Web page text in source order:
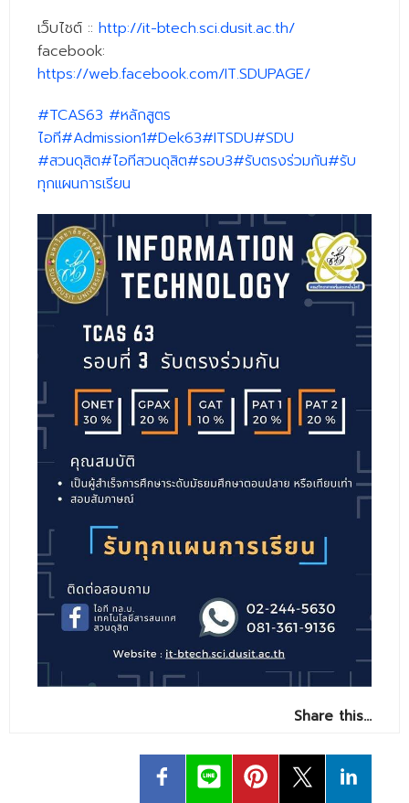
- เทคโนโลยีบัณฑิต
- - เทคโนโลยีสารสนเทศ
- ศูนย์เครื่องมือปฏิบัติการวิทยาศาสตร์
- ศูนย์สิ่งแวดล้อม
- ศูนย์ปัญญาประดิษฐ์เพื่อการศึกษา
สหกิจศึกษา
ข่าว
- ข่าวประชาสัมพันธ์
- กิจกรรม
- ข่าวประชาสัมพันธ์ภายนอก
- ทุน/สมัครงาน/ศึกษาต่อ
วารสารคณะ
ผลงานคณะ
- ฐานข้อมูลงานวิจัย
- การจัดการความรู้ (KM Scitech)
- โครงการบริหารจัดการพื้นที่ 10 ไร่ ด้านหลังโรงสีข้าว
สวนดุสิต จังหวัดปราจีนบุรี
- โครงการส่งเสริมการปลูกกล้วยเล็บมือนางฯ
เว็บไชต์ :: http://it-btech.sci.dusit.ac.th/
facebook:
https://web.facebook.com/IT.SDUPAGE/
#TCAS63 #หลักสูตร
ไอที#Admission1#Dek63#ITSDU#SDU
#สวนดุสิต#ไอทีสวนดุสิต#รอบ3#รับตรงร่วมกัน#รับ
ทุกแผนการเรียน
Share this…